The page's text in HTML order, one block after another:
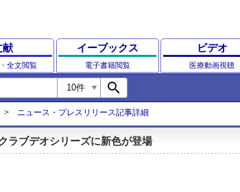
献
全文閲覧
イーブックス
電子書籍閲覧
ビデオ
医療動画視聴
search
ニュース・プレスリリース記事詳細
ラブデオシリーズに新色が登場